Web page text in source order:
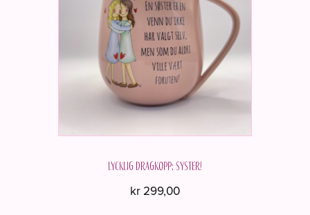
Lycklig dragkopp; Syster!
kr 299,00